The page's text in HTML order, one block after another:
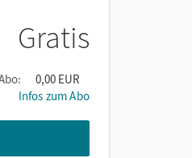
Gratis
0,00 EUR
Infos zum Abo